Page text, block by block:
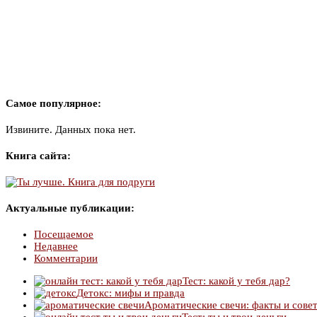
Самое популярное:
Извините. Данных пока нет.
Книга сайта:
Актуальные публикации:
Посещаемое
Недавнее
Комментарии
Тест: какой у тебя дар?
Детокс: мифы и правда
Ароматические свечи: факты и